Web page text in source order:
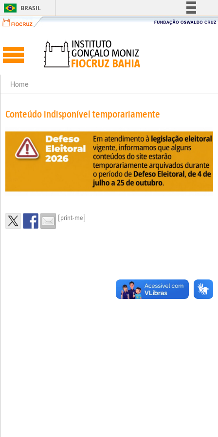
BRASIL
Simplifique!
Acesso à informação
Canais
Home
Conteúdo indisponível temporariamente
[print-me]